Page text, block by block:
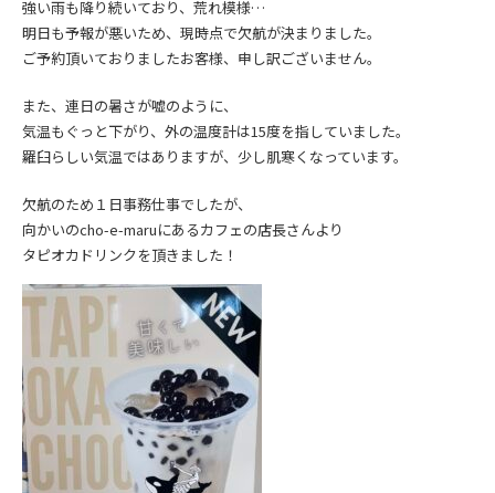
強い雨も降り続いており、荒れ模様…
明日も予報が悪いため、現時点で欠航が決まりました。
ご予約頂いておりましたお客様、申し訳ございません。
また、連日の暑さが嘘のように、
気温もぐっと下がり、外の温度計は15度を指していました。
羅臼らしい気温ではありますが、少し肌寒くなっています。
欠航のため１日事務仕事でしたが、
向かいのcho-e-maruにあるカフェの店長さんより
タピオカドリンクを頂きました！